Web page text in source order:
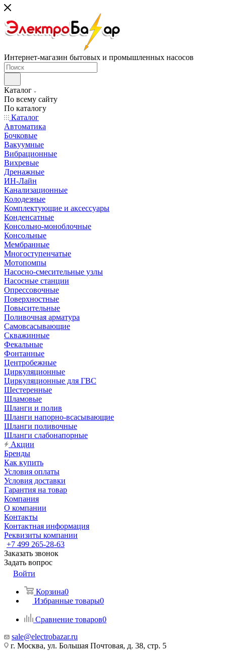
Интернет-магазин бытовых и промышленных насосов
Каталог
По всему сайту
По каталогу
Каталог
Автоматика
Бочковые
Вакуумные
Вибрационные
Вихревые
Дренажные
ИН-Лайн
Канализационные
Колодезные
Комплектующие и аксессуары
Конденсатные
Консольно-моноблочные
Консольные
Мембранные
Многоступенчатые
Мотопомпы
Насосно-смесительные узлы
Насосные станции
Опрессовочные
Поверхностные
Повысительные
Поливочная арматура
Самовсасывающие
Скважинные
Фекальные
Фонтанные
Центробежные
Циркуляционные
Циркуляционные для ГВС
Шестеренные
Шламовые
Шланги и полив
Шланги напорно-всасывающие
Шланги поливочные
Шланги слабонапорные
Акции
Бренды
Как купить
Условия оплаты
Условия доставки
Гарантия на товар
Компания
О компании
Контакты
Контактная информация
Реквизиты компании
+7 499 265-28-63
Заказать звонок
Задать вопрос
Войти
Корзина0
Избранные товары0
Сравнение товаров0
sale@electrobazar.ru
г. Москва, ул. Большая Почтовая, д. 38, стр. 5